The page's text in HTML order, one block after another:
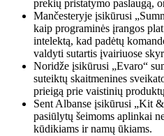
prekių pristatymo paslaugą,
Mančesteryje įsikūrusi
kaip programinės įrangos
intelektą, kad padėtų
valdyti sutartis įvairiuose
Noridže įsikūrusi „Evaro“
suteiktų skaitmenines
prieigą prie vaistinių
Sent Albanse įsikūrusi „Kit
pasiūlytų šeimoms aplinkai
kūdikiams ir namų ūkiams.